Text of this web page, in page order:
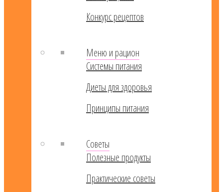
Конкурс рецептов
Меню и рацион
Системы питания
Диеты для здоровья
Принципы питания
Советы
Полезные продукты
Практические советы